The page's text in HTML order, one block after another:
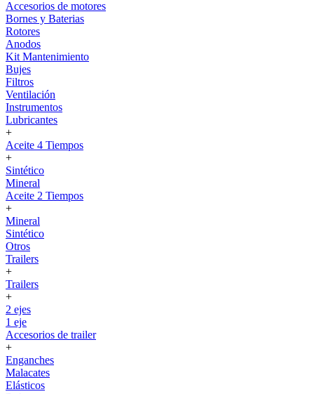
Accesorios de motores
Bornes y Baterias
Rotores
Anodos
Kit Mantenimiento
Bujes
Filtros
Ventilación
Instrumentos
Lubricantes
+
Aceite 4 Tiempos
+
Sintético
Mineral
Aceite 2 Tiempos
+
Mineral
Sintético
Otros
Trailers
+
Trailers
+
2 ejes
1 eje
Accesorios de trailer
+
Enganches
Malacates
Elásticos